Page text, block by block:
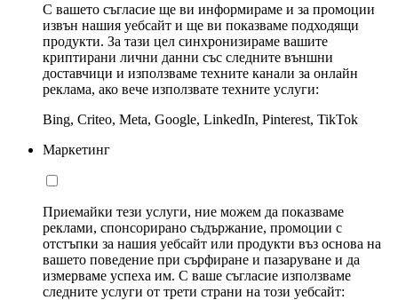
С вашето съгласие ще ви информираме и за промоции
извън нашия уебсайт и ще ви показваме подходящи
продукти. За тази цел синхронизираме вашите
криптирани лични данни със следните външни
доставчици и използваме техните канали за онлайн
реклама, ако вече използвате техните услуги:
Bing, Criteo, Meta, Google, LinkedIn, Pinterest, TikTok
Маркетинг
Приемайки тези услуги, ние можем да показваме
реклами, спонсорирано съдържание, промоции с
отстъпки за нашия уебсайт или продукти въз основа на
вашето поведение при сърфиране и пазаруване и да
измерваме успеха им. С ваше съгласие използваме
следните услуги от трети страни на този уебсайт: